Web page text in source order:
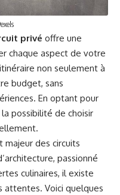
privé offre une
chaque aspect de votre
non seulement à
budget, sans
En optant pour
possibilité de choisir
majeur des circuits
passionné
culinaires, il existe
attentes. Voici quelques